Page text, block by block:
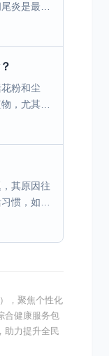
炎是最常
菌或寄生
粉和尘
，尤其是
容易引起
其原因往
惯，如不
肠功能失
，聚焦个性化
合健康服务包
助力提升全民